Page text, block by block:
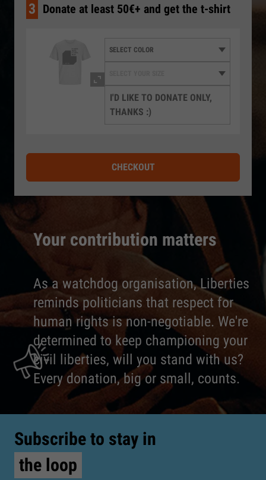
Your contribution matters
As a watchdog organisation, Liberties
reminds politicians that respect for
human rights is non-negotiable. We're
determined to keep championing your
civil liberties, will you stand with us?
Every donation, big or small, counts.
3 Donate at least 50€+ and get the t-shirt
I'D LIKE TO DONATE ONLY,
THANKS :)
CHECKOUT
Subscribe to stay in
the loop